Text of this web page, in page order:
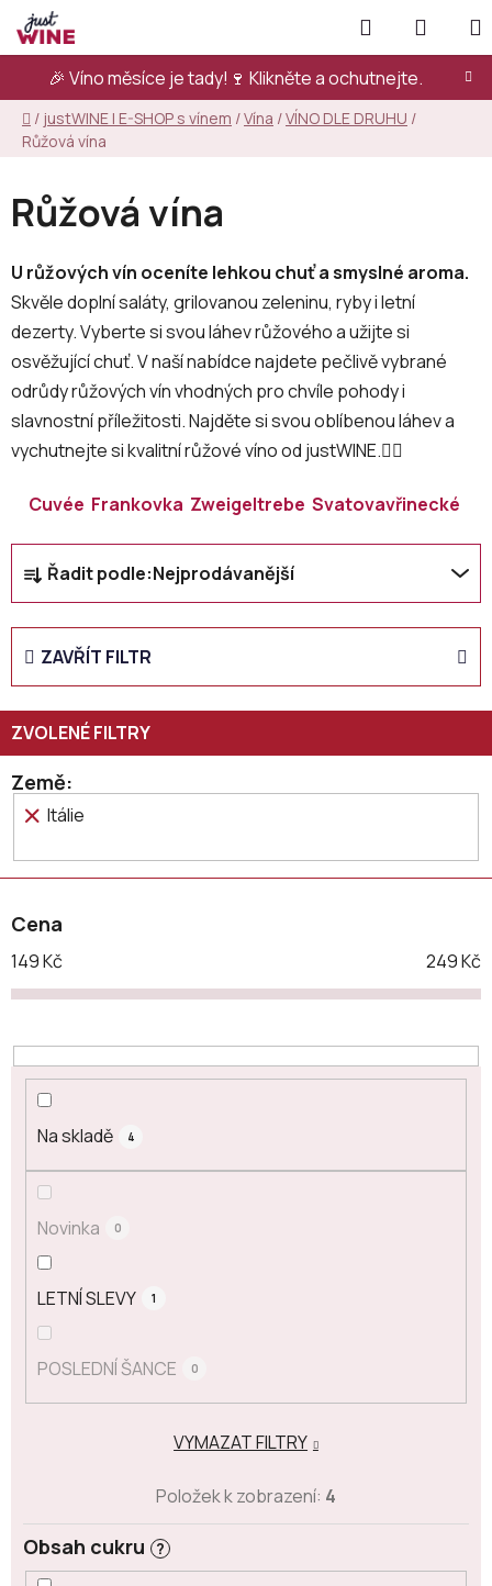
Přejít
na
obsah
🎉 Víno měsíce je tady!🍷 Klikněte a ochutnejte.
Hledat
KOŠÍK
Domů
/ justWINE | E-SHOP s vínem /Vína /VÍNO DLE DRUHU /
Růžová vína
Růžová vína
U růžových vín oceníte lehkou chuť a smyslné aroma.
Skvěle doplní saláty, grilovanou zeleninu, ryby i letní
dezerty. Vyberte si svou láhev růžového a užijte si
osvěžující chuť. V naší nabídce najdete pečlivě vybrané
odrůdy růžových vín vhodných pro chvíle pohody i
slavnostní příležitosti. Najděte si svou oblíbenou láhev a
vychutnejte si kvalitní růžové víno od justWINE.👇🏻
Cuvée Frankovka Zweigeltrebe Svatovavřinecké
Ř
a
z
n
p
r
o
d
k
ů
Řadit podle:Nejprodávanější
ZAVŘÍT FILTR
Země
Itálie
Cena
149Kč 249Kč
Na skladě 4
Novinka 0
LETNÍ SLEVY 1
POSLEDNÍ ŠANCE 0
Obsah cukru ?
VYMAZAT FILTRY
Položek k zobrazení: 4